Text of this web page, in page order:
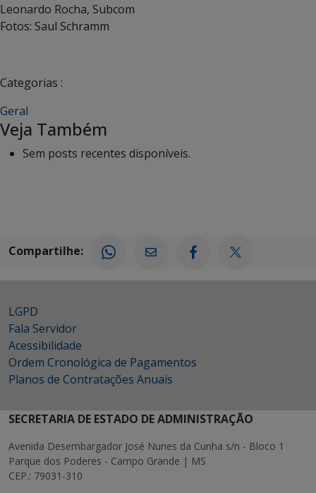
Leonardo Rocha, Subcom
Fotos: Saul Schramm
Categorias :
Geral
Veja Também
Sem posts recentes disponíveis.
Compartilhe:
LGPD
Fala Servidor
Acessibilidade
Ordem Cronológica de Pagamentos
Planos de Contratações Anuais
SECRETARIA DE ESTADO DE ADMINISTRAÇÃO
Avenida Desembargador José Nunes da Cunha s/n - Bloco 1
Parque dos Poderes - Campo Grande | MS
CEP.: 79031-310